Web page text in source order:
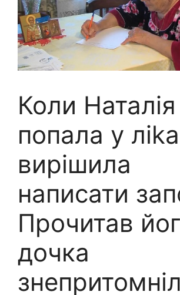
Коли Наталія
попала у
вирішила
написати
Прочитав
дочка